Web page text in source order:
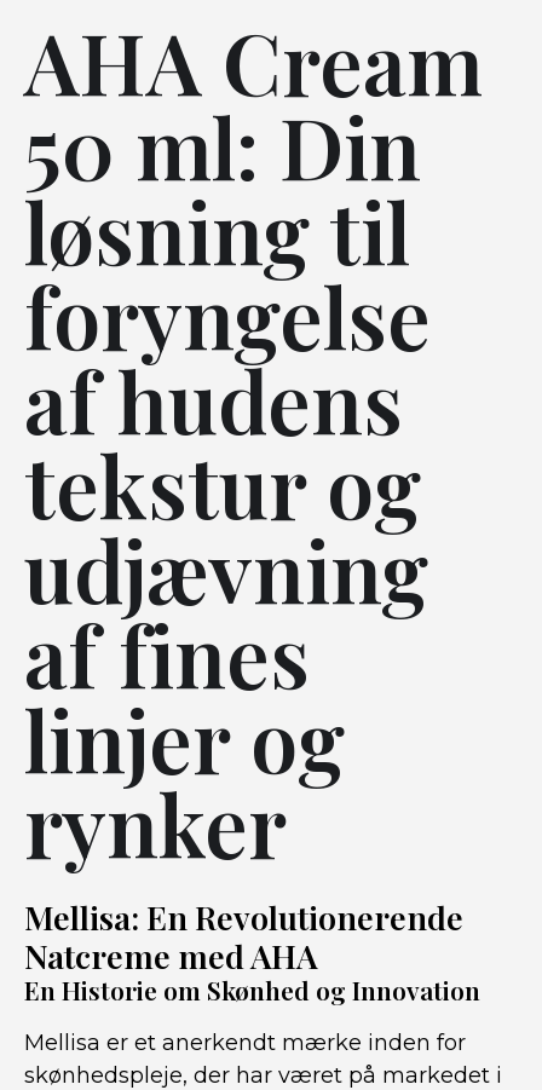
AHA Cream
50 ml: Din
løsning til
foryngelse
af hudens
tekstur og
udjævning
af fines
linjer og
rynker
Mellisa: En Revolutionerende
Natcreme med AHA
En Historie om Skønhed og Innovation
Mellisa er et anerkendt mærke inden for
skønhedspleje, der har været på markedet i